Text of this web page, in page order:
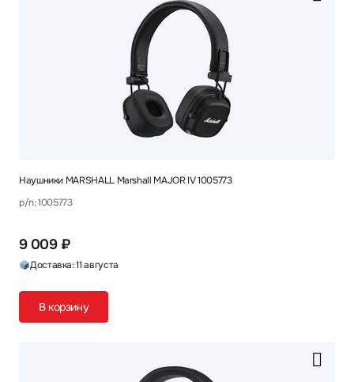
Наушники MARSHALL Marshall MAJOR IV 1005773
p/n: 1005773
9 009 ₽
Доставка: 11 августа
В корзину